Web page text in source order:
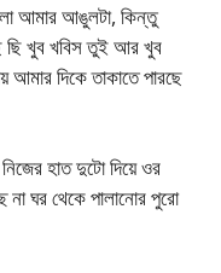
আমার আঙুলটা, কিন্তু
ছি খুব খবিস তুই আর খুব
দিকে তাকাতে পারছে
হাত দুটো দিয়ে ওর
না ঘর থেকে পালানোর পুরো